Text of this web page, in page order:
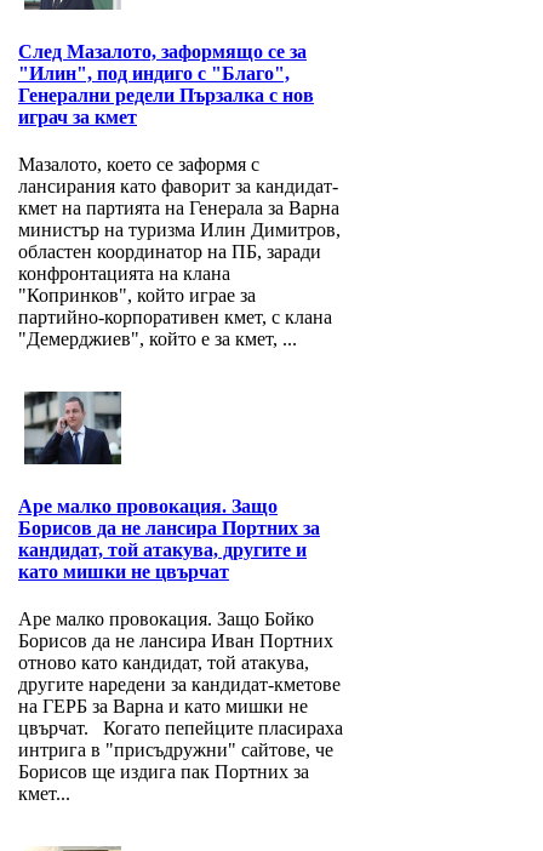
След Мазалото, заформящо се за
"Илин", под индиго с "Благо",
Генерални редели Пързалка с нов
играч за кмет
Мазалото, което се заформя с
лансирания като фаворит за кандидат-
кмет на партията на Генерала за Варна
министър на туризма Илин Димитров,
областен координатор на ПБ, заради
конфронтацията на клана
"Копринков", който играе за
партийно-корпоративен кмет, с клана
"Демерджиев", който е за кмет, ...
Аре малко провокация. Защо
Борисов да не лансира Портних за
кандидат, той атакува, другите и
като мишки не цвърчат
Аре малко провокация. Защо Бойко
Борисов да не лансира Иван Портних
отново като кандидат, той атакува,
другите наредени за кандидат-кметове
на ГЕРБ за Варна и като мишки не
цвърчат. Когато пепейците пласираха
интрига в "присъдружни" сайтове, че
Борисов ще издига пак Портних за
кмет...